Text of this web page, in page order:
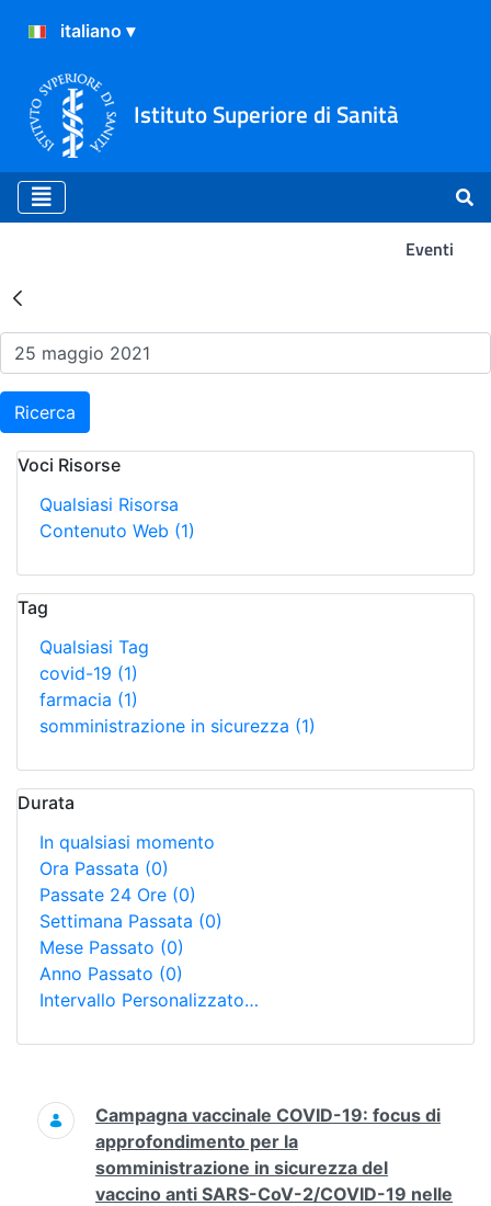
Istituto Superiore di Sanità
Eventi
Risultati della Ricerca -
Ricerca
Voci Risorse
Qualsiasi Risorsa
Contenuto Web (1)
Tag
Qualsiasi Tag
covid-19 (1)
farmacia (1)
somministrazione in sicurezza (1)
Durata
In qualsiasi momento
Ora Passata (0)
Passate 24 Ore (0)
Settimana Passata (0)
Mese Passato (0)
Anno Passato (0)
Intervallo Personalizzato…
Ricerca
Campagna vaccinale COVID-19: focus di
approfondimento per la
somministrazione in sicurezza del
vaccino anti SARS-CoV-2/COVID-19 nelle